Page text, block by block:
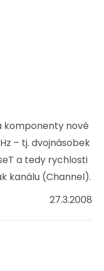
komponenty nové
– tj. dvojnásobek
a tedy rychlosti
kanálu (Channel).
27.3.2008